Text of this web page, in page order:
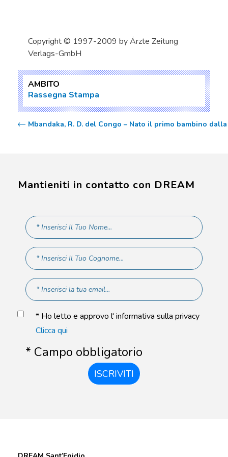
Copyright © 1997-2009 by Ärzte Zeitung
Verlags-GmbH
AMBITO
Rassegna Stampa
Mbandaka, R. D. del Congo – Nato il primo bambino
Mantieniti in contatto con DREAM
* Ho letto e approvo l' informativa sulla privacy
Clicca qui
* Campo obbligatorio
ISCRIVITI